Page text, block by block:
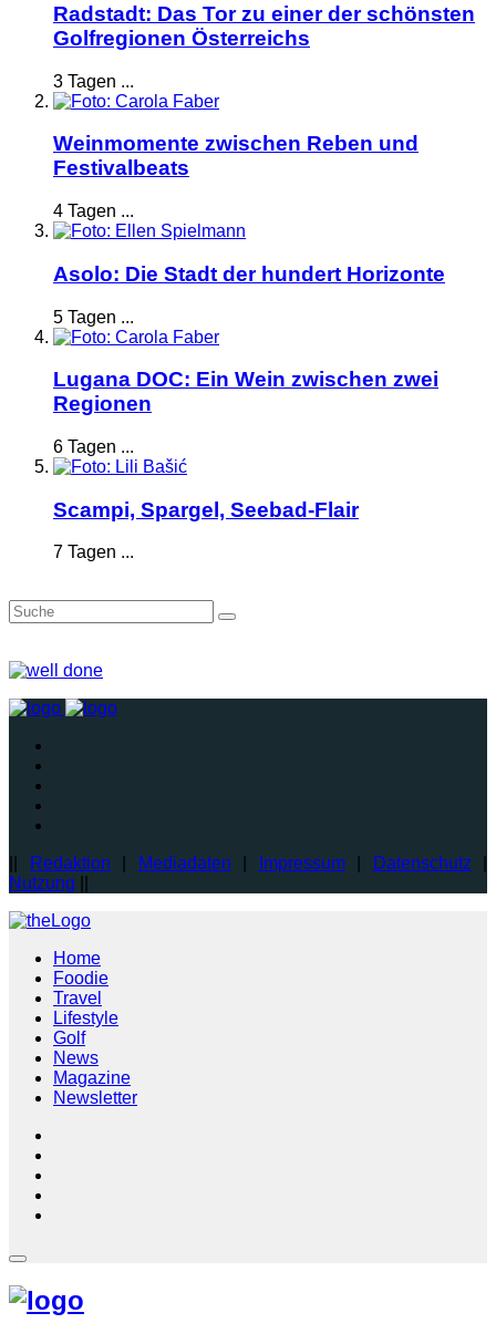
Radstadt: Das Tor zu einer der schönsten
Golfregionen Österreichs
3 Tagen ...
Weinmomente zwischen Reben und
Festivalbeats
4 Tagen ...
Asolo: Die Stadt der hundert Horizonte
5 Tagen ...
Lugana DOC: Ein Wein zwischen zwei
Regionen
6 Tagen ...
Scampi, Spargel, Seebad-Flair
7 Tagen ...
Redaktion Mediadaten Impressum| Datenschutz|
Nutzung
Home
Foodie
Travel
Lifestyle
Golf
News
Magazine
Newsletter